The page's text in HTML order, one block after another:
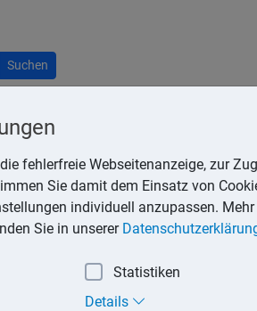
Suchen
die umfangreichen Angaben, die
Unternehmers;
fehlerfreie Webseitenanzeige, zur
Sie damit dem Einsatz von
individuell anzupassen.
Sie in unserer
Statistiken
Details